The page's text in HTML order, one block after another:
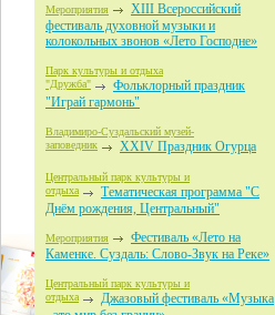
Мероприятия
XIII Всероссийский
фестиваль духовной музыки и
колокольных звонов «Лето Господне»
Парк культуры и отдыха
"Дружба"
Фольклорный праздник
"Играй гармонь"
Владимиро-Суздальский музей-
заповедник XXIV Праздник Огурца
Центральный парк культуры и
отдыха
Тематическая программа "С
Днём рождения, Центральный"
Мероприятия
Фестиваль «Лето на
Каменке. Суздаль: Слово-Звук на Реке»
Центральный парк культуры и
отдыха
Джазовый фестиваль «Музыка